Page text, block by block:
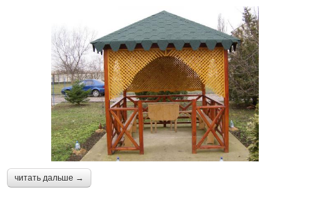
читать дальше →